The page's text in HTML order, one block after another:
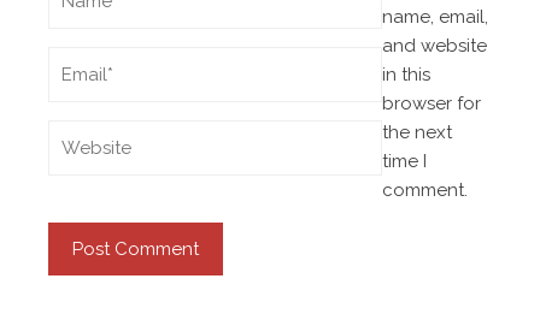
name, email,
and website
in this
browser for
the next
time I
comment.